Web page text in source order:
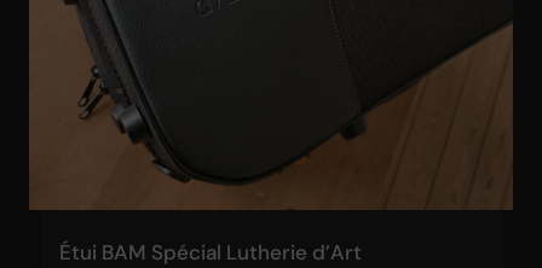
Étui BAM Spécial Lutherie d’Art